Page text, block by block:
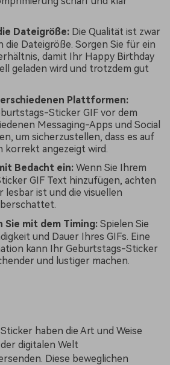
Dateigröße: Die Qualität ist zwar
die Dateigröße. Sorgen Sie für ein
damit Ihr Happy Birthday
geladen wird und trotzdem gut
Plattformen:
Sticker GIF vor dem
Messaging-Apps und Social
um sicherzustellen, dass es auf
angezeigt wird.
Bedacht ein: Wenn Sie Ihrem
GIF Text hinzufügen, achten
lesbar ist und die visuellen
Sie mit dem Timing: Spielen Sie
und Dauer Ihres GIFs. Eine
kann Ihr Geburtstags-Sticker
und lustiger machen.
haben die Art und Weise
digitalen Welt
Diese beweglichen